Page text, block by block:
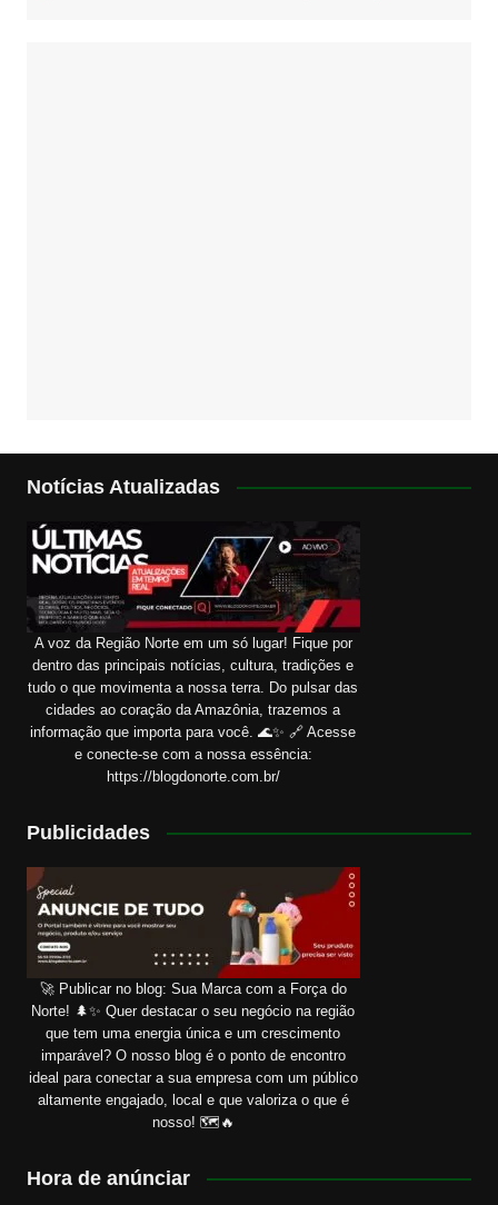
Notícias Atualizadas
A voz da Região Norte em um só lugar! Fique por
dentro das principais notícias, cultura, tradições e
tudo o que movimenta a nossa terra. Do pulsar das
cidades ao coração da Amazônia, trazemos a
informação que importa para você. 🌊✨ 🔗 Acesse
e conecte-se com a nossa essência:
https://blogdonorte.com.br/
Publicidades
🚀 Publicar no blog: Sua Marca com a Força do
Norte! 🌲✨ Quer destacar o seu negócio na região
que tem uma energia única e um crescimento
imparável? O nosso blog é o ponto de encontro
ideal para conectar a sua empresa com um público
altamente engajado, local e que valoriza o que é
nosso! 🗺️🔥
Hora de anúnciar